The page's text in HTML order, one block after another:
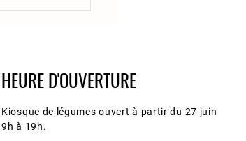
HEURE D'OUVERTURE
Kiosque de légumes ouvert à partir du 27 juin
9h à 19h.